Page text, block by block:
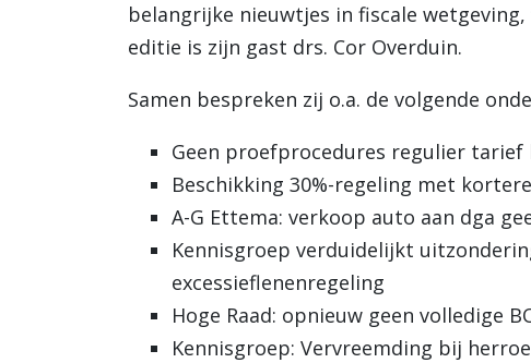
belangrijke nieuwtjes in fiscale
editie is zijn gast drs. Cor Overduin.
Samen bespreken zij o.a. de volgende
Geen proefprocedures regulier
Beschikking 30%-regeling met
A-G Ettema: verkoop auto aan dga
Kennisgroep verduidelijkt
excessieflenenregeling
Hoge Raad: opnieuw geen volledige
Kennisgroep: Vervreemding bij